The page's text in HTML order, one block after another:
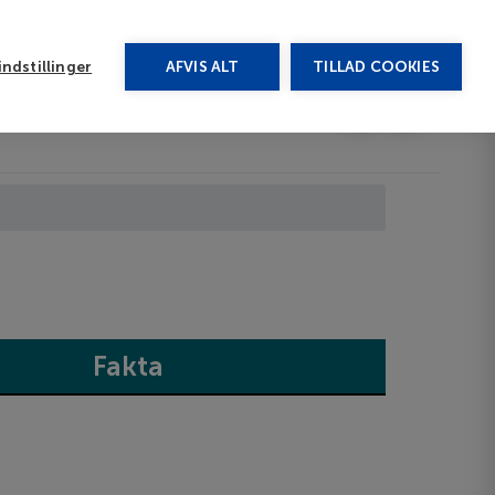
AFVIS ALT TILLAD COOKIES
Fakta